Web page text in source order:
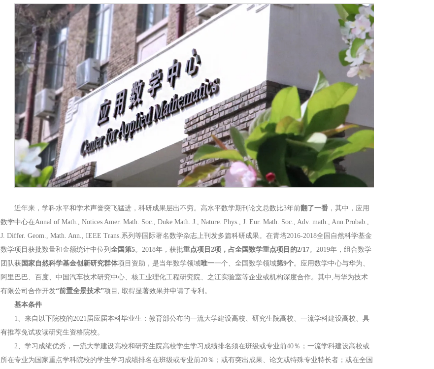
近年来，学科水平和学术声誉突飞猛进，科研成果层出不穷。高水平数学期刊论文总数比3年前翻了一番 ，其中，应用
数学中心在Annal of Math., Notices Amer. Math. Soc., Duke Math. J., Nature. Phys., J. Eur. Math. Soc., Adv. math., Ann.Probab.,
J. Differ. Geom., Math. Ann., IEEE Trans.系列等国际著名数学杂志上刊发多篇科研成果。在青塔2016-2018全国自然科学基金
数学项目获批数量和金额统计中位列全国第5。2018年，获批重点项目2项，占全国数学重点项目的2/17。2019年，组合数学
团队获国家自然科学基金创新研究群体项目资助，是当年数学领域唯一一个、全国数学领域第9个。应用数学中心与华为、
阿里巴巴、百度、中国汽车技术研究中心、核工业理化工程研究院、之江实验室等企业或机构深度合作。其中,与华为技术
有限公司合作开发“前置全景技术”项目, 取得显著效果并申请了专利。
基本条件
1、来自以下院校的2021届应届本科毕业生：教育部公布的一流大学建设高校、研究生院高校、一流学科建设高校、具
有推荐免试攻读研究生资格院校。
2、学习成绩优秀，一流大学建设高校和研究生院高校学生学习成绩排名须在班级或专业前40％；一流学科建设高校或
所在专业为国家重点学科院校的学生学习成绩排名在班级或专业前20％；或有突出成果、论文或特殊专业特长者；或在全国